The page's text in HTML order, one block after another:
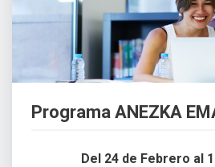
Programa ANEZKA
Del 24 de Febrero al